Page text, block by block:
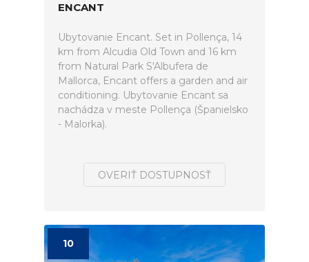
ENCANT
Ubytovanie Encant. Set in Pollença, 14
km from Alcudia Old Town and 16 km
from Natural Park S'Albufera de
Mallorca, Encant offers a garden and air
conditioning. Ubytovanie Encant sa
nachádza v meste Pollença (Španielsko
- Malorka).
OVERIŤ DOSTUPNOSŤ
10